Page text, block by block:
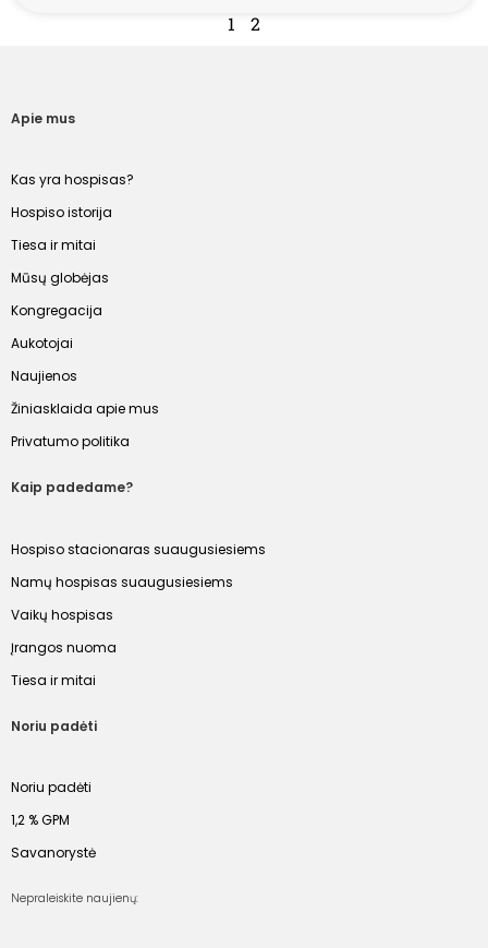
1 2
Apie mus
Kas yra hospisas?
Hospiso istorija
Tiesa ir mitai
Mūsų globėjas
Kongregacija
Aukotojai
Naujienos
Žiniasklaida apie mus
Privatumo politika
Kaip padedame?
Hospiso stacionaras suaugusiesiems
Namų hospisas suaugusiesiems
Vaikų hospisas
Įrangos nuoma
Tiesa ir mitai
Noriu padėti
Noriu padėti
1,2 % GPM
Savanorystė
Nepraleiskite naujienų: